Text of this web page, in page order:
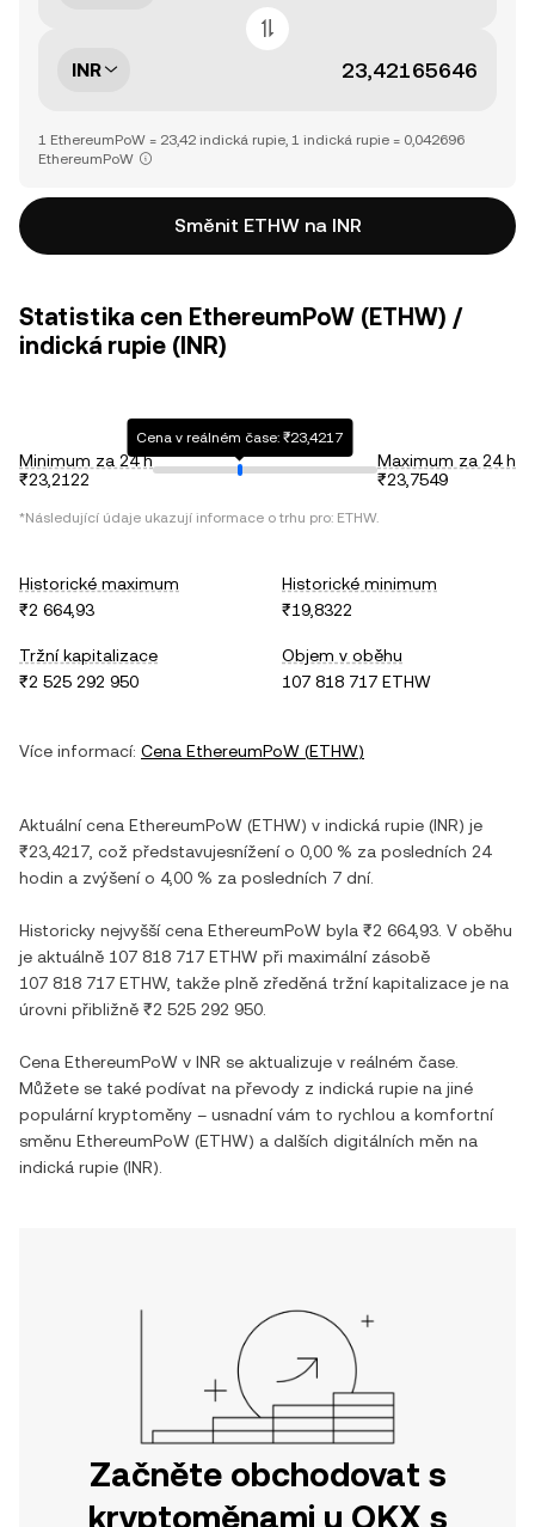
INR
1 EthereumPoW = 23,42 indická rupie, 1 indická rupie = 0,042696
EthereumPoW
Směnit ETHW na INR
Statistika cen EthereumPoW (ETHW) /
indická rupie (INR)
Minimum za 24 h
₹23,2122
Cena v reálném čase: ₹23,4217
Maximum za 24 h
₹23,7549
*Následující údaje ukazují informace o trhu pro: ETHW.
Historické maximum
₹2 664,93
Historické minimum
₹19,8322
Tržní kapitalizace
₹2 525 292 950
Objem v oběhu
107 818 717 ETHW
Více informací: Cena EthereumPoW (ETHW)
Aktuální cena EthereumPoW (ETHW) v indická rupie (INR) je
₹23,4217 , což představujesníženío 0,00 % za posledních 24
hodin a zvýšenío 4,00 % za posledních 7 dní.
Historicky nejvyšší cena EthereumPoW byla ₹2 664,93 . V oběhu
je aktuálně 107 818 717 ETHW při maximální zásobě
107 818 717 ETHW, takže plně zředěná tržní kapitalizace je na
úrovni přibližně ₹2 525 292 950
Cena EthereumPoW v INR se aktualizuje v reálném čase.
Můžete se také podívat na převody z indická rupie na jiné
populární kryptoměny – usnadní vám to rychlou a komfortní
směnu EthereumPoW (ETHW) a dalších digitálních měn na
indická rupie (INR).
Začněte obchodovat s
kryptoměnami u OKX s